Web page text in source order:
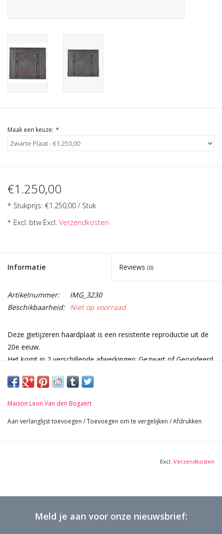
AI-Ready Database
Login
Maak een keuze: *
€1.250,00
* Stukprijs: €1.250,00 / Stuk
* Excl. btw Excl. Verzendkosten
Informatie Reviews (0)
Artikelnummer:
IMG_3230
Beschikbaarheid: Niet op voorraad
Deze gietijzeren haardplaat is een resistente reproductie uit de
20e eeuw.
Het komt in 2 verschillende afwerkingen: Gezwart of Geoxideerd
Afmetingen:
77 cm breed 30.31 Inch
2,5 cm dik 0,98 Inch
Maison Leon Van den Bogaert
Aan verlanglijst toevoegen /Toevoegen om te vergelijken /Afdrukken
Excl. Verzendkosten
Meld je aan voor onze nieuwsbrief: